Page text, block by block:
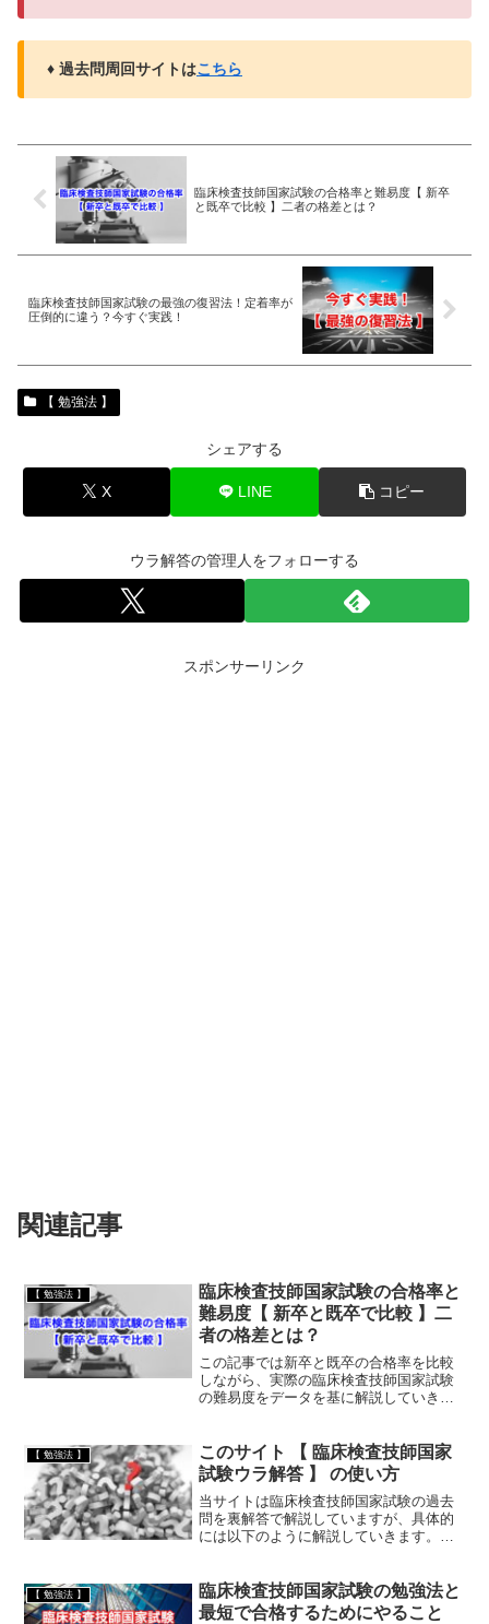
♦ 過去問周回サイトはこちら
臨床検査技師国家試験の合格率と難易度【 新卒
と既卒で比較 】二者の格差とは？
臨床検査技師国家試験の最強の復習法！定着率が
圧倒的に違う？今すぐ実践！
【 勉強法 】
シェアする
X LINE コピー
ウラ解答の管理人をフォローする
スポンサーリンク
関連記事
【 勉強法 】
臨床検査技師国家試験の合格率と
難易度【 新卒と既卒で比較 】二
者の格差とは？
この記事では新卒と既卒の合格率を比較
しながら、実際の臨床検査技師国家試験
の難易度をデータを基に解説していきま
すが、実際のところどうなのでしょう
か？はじめに、臨...
【 勉強法 】
このサイト 【 臨床検査技師国家
試験ウラ解答 】 の使い方
当サイトは臨床検査技師国家試験の過去
問を裏解答で解説していますが、具体的
には以下のように解説していきます。解
のはどれか. 2つ選べ.問題の出典：第55回
臨床検査技師国...
【 勉強法 】
臨床検査技師国家試験の勉強法と
最短で合格するためにやること